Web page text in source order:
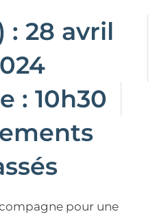
: 28 avril
: 10h30
pour une